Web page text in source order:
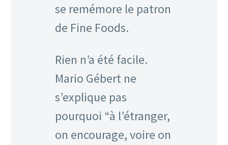
se remémore le patron
de Fine Foods.
Rien n’a été facile.
Mario Gébert ne
s’explique pas
pourquoi “à l’étranger,
on encourage, voire on